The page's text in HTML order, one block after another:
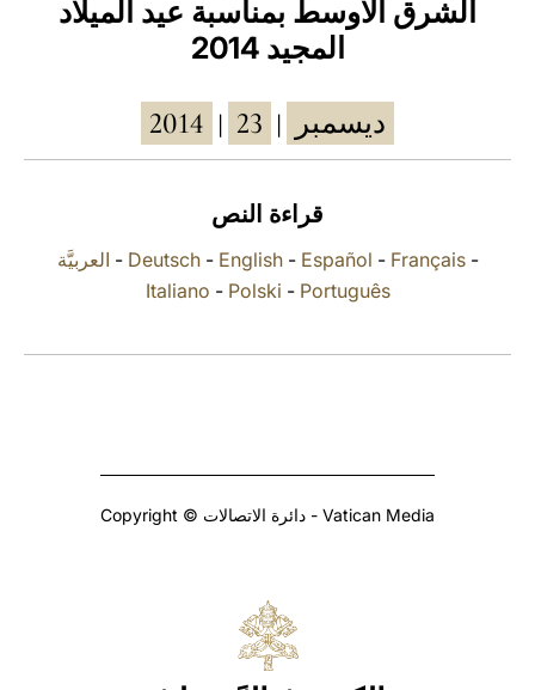
DEUTSCH
العربيّة
中文
الشرق الأوسط بمناسبة عيد الميلاد
المجيد 2014
2014 ديسمبر 23
قراءة النص
العربيَّة - Deutsch- English- Español - Français-
Italiano - Polski - Português
Copyright © دائرة الاتصالات - Vatican Media